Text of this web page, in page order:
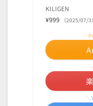
KILIGEN
¥999
（2025/07/
＼
＼